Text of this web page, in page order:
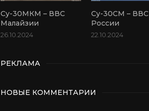
Су-30МКМ – ВВС
Малайзии
26.10.2024
Су-30СМ – ВВС
России
22.10.2024
РЕКЛАМА
НОВЫЕ КОММЕНТАРИИ